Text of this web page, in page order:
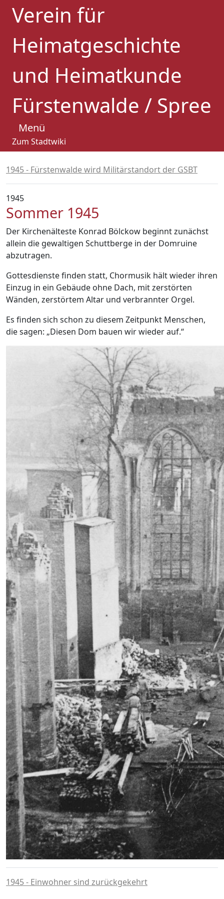
Verein für
Heimatgeschichte
und Heimatkunde
Fürstenwalde / Spree
Menü
Zum Stadtwiki
1945 - Fürstenwalde wird Militärstandort der GSBT
1945
Sommer 1945
Der Kirchenälteste Konrad Bölckow beginnt zunächst
allein die gewaltigen Schuttberge in der Domruine
abzutragen.
Gottesdienste finden statt, Chormusik hält wieder ihren
Einzug in ein Gebäude ohne Dach, mit zerstörten
Wänden, zerstörtem Altar und verbrannter Orgel.
Es finden sich schon zu diesem Zeitpunkt Menschen,
die sagen: „Diesen Dom bauen wir wieder auf.“
1945 - Einwohner sind zurückgekehrt